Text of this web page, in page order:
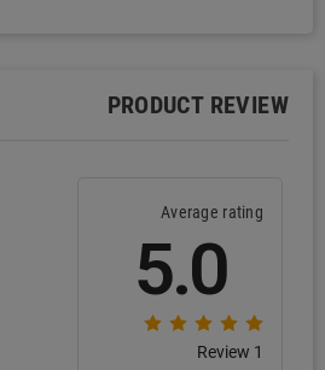
PRODUCT REVIEW
Average rating
5.0
1 Review